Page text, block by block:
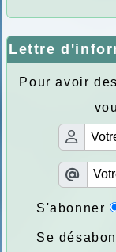
Lettre
Pour avoir
S'abonner
Se